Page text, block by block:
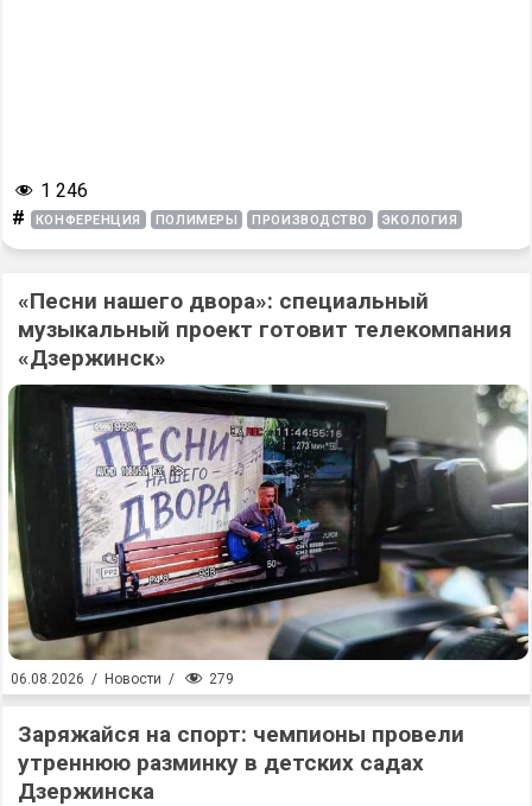
1 246
# КОНФЕРЕНЦИЯ ПОЛИМЕРЫ ПРОИЗВОДСТВО ЭКОЛОГИЯ
«Песни нашего двора»: специальный
музыкальный проект готовит телекомпания
«Дзержинск»
06.08.2026 / Новости / 279
Заряжайся на спорт: чемпионы провели
утреннюю разминку в детских садах
Дзержинска